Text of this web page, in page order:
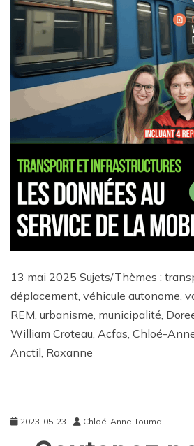
13 mai 2025 Sujets/Thèmes :
déplacement, véhicule autonome,
REM, urbanisme, municipalité,
William Croteau, Acfas, Chloé-
Anctil, Roxanne
2023-05-23 Chloé-Anne Touma